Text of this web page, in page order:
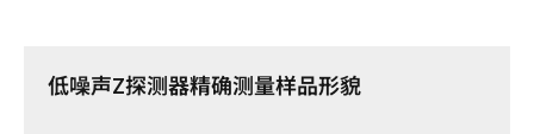
低噪声Z探测器精确测量样品形貌